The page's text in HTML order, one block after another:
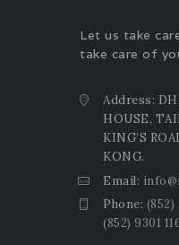
Let us take
take care of
Address:
HOUSE,
KING’S
KONG.
Email:
Phone: (852)
(852) 9301